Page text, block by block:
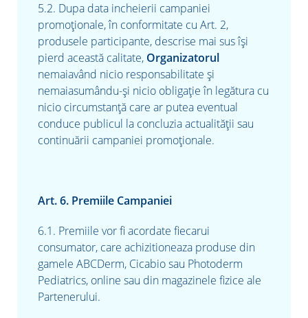
5.2. Dupa data incheierii campaniei
promoţionale, în conformitate cu Art. 2,
produsele participante, descrise mai sus îşi
pierd această calitate, Organizatorul
nemaiavând nicio responsabilitate şi
nemaiasumându-şi nicio obligaţie în legătura cu
nicio circumstanţă care ar putea eventual
conduce publicul la concluzia actualităţii sau
continuării campaniei promoţionale.
Art. 6. Premiile Campaniei
6.1. Premiile vor fi acordate fiecarui
consumator, care achizitioneaza produse din
gamele ABCDerm, Cicabio sau Photoderm
Pediatrics, online sau din magazinele fizice ale
Partenerului.